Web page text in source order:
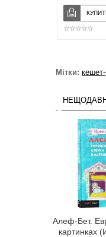
Мітки:
Алеф-Бет.
картинках